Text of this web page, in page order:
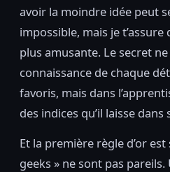
avoir la moindre idée peut
impossible, mais je t’assure
plus amusante. Le secret
connaissance de chaque
favoris, mais dans
des indices qu’il laisse
Et la première règle d’or
geeks » ne sont pas